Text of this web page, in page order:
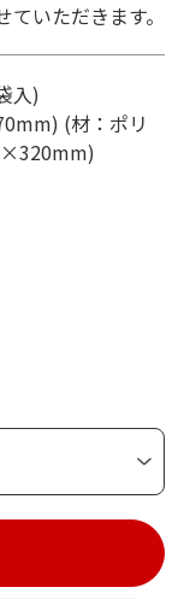
いただきます。
入)
(材：ポリ